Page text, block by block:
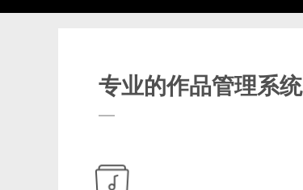
专业的作品管理系统